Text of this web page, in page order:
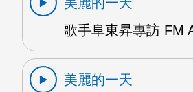
歌手阜東昇專訪 FM
美麗的一天